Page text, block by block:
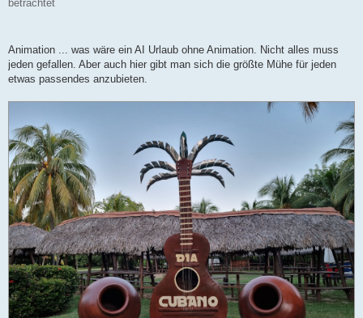
betrachtet
Animation ... was wäre ein AI Urlaub ohne Animation. Nicht alles muss
jeden gefallen. Aber auch hier gibt man sich die größte Mühe für jeden
etwas passendes anzubieten.